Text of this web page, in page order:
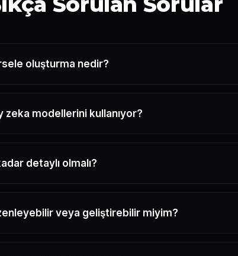
oluşturma nedir?
zeka modellerini kullanıyor?
detaylı olmalı?
veya geliştirebilir miyim?